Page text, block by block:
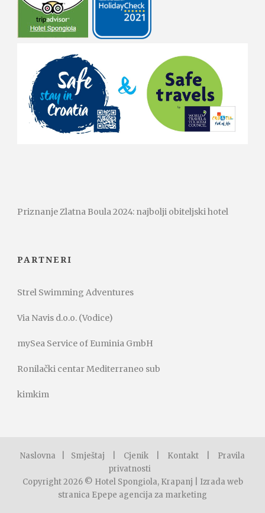
Priznanje Zlatna Boula 2024: najbolji obiteljski hotel
PARTNERI
Strel Swimming Adventures
Via Navis d.o.o. (Vodice)
mySea Service of Euminia GmbH
Ronilački centar Mediterraneo sub
kimkim
Naslovna Smještaj Cjenik Kontakt
Pravila
privatnosti
Copyright 2026 © Hotel Spongiola, Krapanj | Izrada web
stranica Epepe agencija za marketing